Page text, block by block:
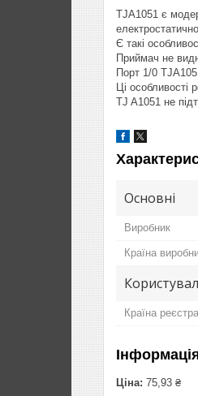
TJA1051 є
Є такі
Приймач не
Порт 1/0
Ці
TJ A1051 не
Основні
Виробник
Країна
Країна
Ціна: 75,93 ₴